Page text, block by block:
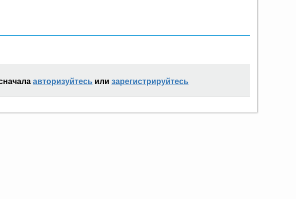
авторизуйтесь или зарегистрируйтесь